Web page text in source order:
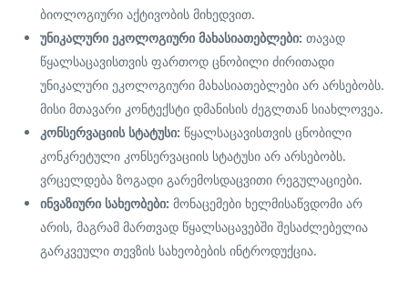
ბიოლოგიური აქტივობის მიხედვით.
უნიკალური ეკოლოგიური მახასიათებლები: თავად
წყალსაცავისთვის ფართოდ ცნობილი ძირითადი
უნიკალური ეკოლოგიური მახასიათებლები არ არსებობს.
მისი მთავარი კონტექსტი დმანისის ძეგლთან სიახლოვეა.
კონსერვაციის სტატუსი: წყალსაცავისთვის ცნობილი
კონკრეტული კონსერვაციის სტატუსი არ არსებობს.
ვრცელდება ზოგადი გარემოსდაცვითი რეგულაციები.
ინვაზიური სახეობები: მონაცემები ხელმისაწვდომი არ
არის, მაგრამ მართვად წყალსაცავებში შესაძლებელია
გარკვეული თევზის სახეობების ინტროდუქცია.